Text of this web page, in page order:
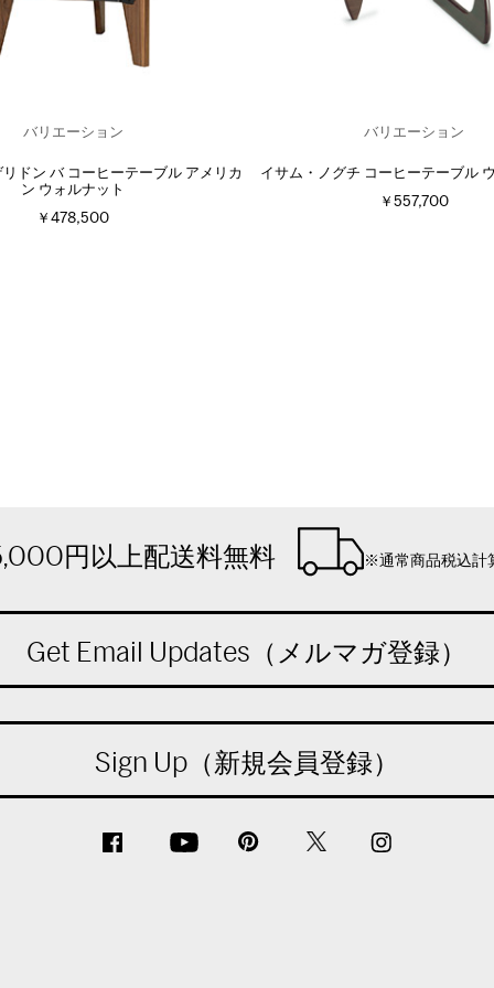
バリエーション
ドン バ コーヒーテーブル アメリカ
ン ウォルナット
￥478,500
バリエーション
イサム・ノグチ コーヒーテーブル
￥557,700
円以上配送料無料 ※通常商品税込計
Get Email Updates（メルマガ登録）
Sign Up（新規会員登録）